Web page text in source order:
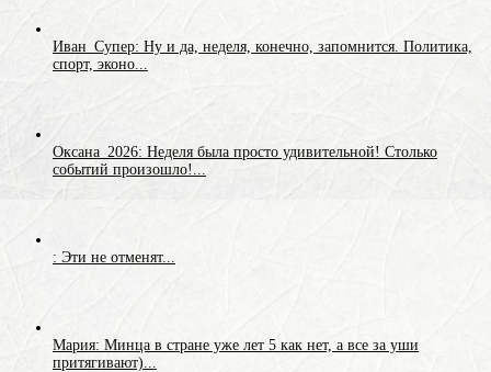
Иван_Супер: Ну и да, неделя, конечно, запомнится. Политика,
спорт, эконо...
Оксана_2026: Неделя была просто удивительной! Столько
событий произошло!...
: Эти не отменят...
Мария: Минца в стране уже лет 5 как нет, а все за уши
притягивают)...